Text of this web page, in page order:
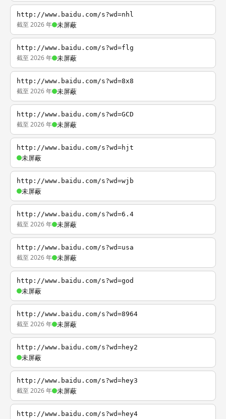
http://www.baidu.com/s?wd=nhl
截至 2026 年 未屏蔽
http://www.baidu.com/s?wd=flg
截至 2026 年 未屏蔽
http://www.baidu.com/s?wd=8x8
截至 2026 年 未屏蔽
http://www.baidu.com/s?wd=GCD
截至 2026 年 未屏蔽
http://www.baidu.com/s?wd=hjt
未屏蔽
http://www.baidu.com/s?wd=wjb
未屏蔽
http://www.baidu.com/s?wd=6.4
截至 2026 年 未屏蔽
http://www.baidu.com/s?wd=usa
截至 2026 年 未屏蔽
http://www.baidu.com/s?wd=god
未屏蔽
http://www.baidu.com/s?wd=8964
截至 2026 年 未屏蔽
http://www.baidu.com/s?wd=hey2
未屏蔽
http://www.baidu.com/s?wd=hey3
截至 2026 年 未屏蔽
http://www.baidu.com/s?wd=hey4